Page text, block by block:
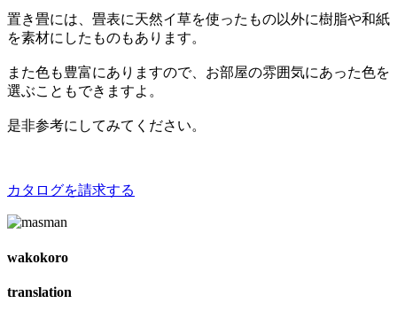
置き畳には、畳表に天然イ草を使ったもの以外に樹脂や和紙
を素材にしたものもあります。
また色も豊富にありますので、お部屋の雰囲気にあった色を
選ぶこともできますよ。
是非参考にしてみてください。
カタログを請求する
wakokoro
translation